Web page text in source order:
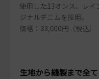
使用した13オンス、レイ
ジナルデニムを採用。
価格：33,000円（税込）
生地から縫製まで全て